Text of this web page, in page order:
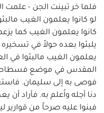
فلما خر تبينت الجن - علمت
لو كانوا يعلمون الغيب
كانوا يعلمون الغيب كما
يلبثوا بعده حولاً في
يعلمون الغيب مالبثوا في
المقدس في موضع فسطاط
فوصى به إلى سليمان.
دنا أجله واُعلم به. فأراد
فبنوا عليه صرحاً من